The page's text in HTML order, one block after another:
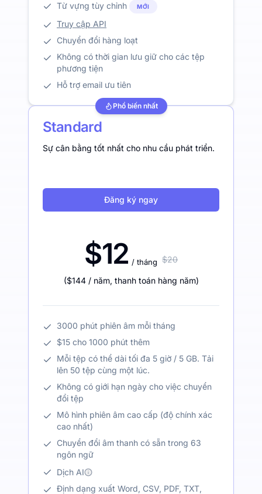
Từ vựng tùy chỉnh
MỚI
Truy cập API
Chuyển đổi hàng loạt
Không có thời gian lưu giữ cho các tệp
phương tiện
Hỗ trợ email ưu tiên
Phổ biến nhất
Standard
Sự cân bằng tốt nhất cho nhu cầu phát triển.
Đăng ký ngay
$12 / tháng $20
($144 / năm, thanh toán hàng năm)
3000 phút phiên âm mỗi tháng
$15 cho 1000 phút thêm
Mỗi tệp có thể dài tối đa 5 giờ / 5 GB. Tải
lên 50 tệp cùng một lúc.
Không có giới hạn ngày cho việc chuyển
đổi tệp
Mô hình phiên âm cao cấp (độ chính xác
cao nhất)
Chuyển đổi âm thanh có sẵn trong 63
ngôn ngữ
Dịch AI
Định dạng xuất Word, CSV, PDF, TXT,